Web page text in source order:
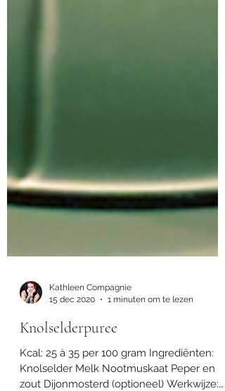
Kathleen Compagnie
15 dec 2020
1 minuten om te lezen